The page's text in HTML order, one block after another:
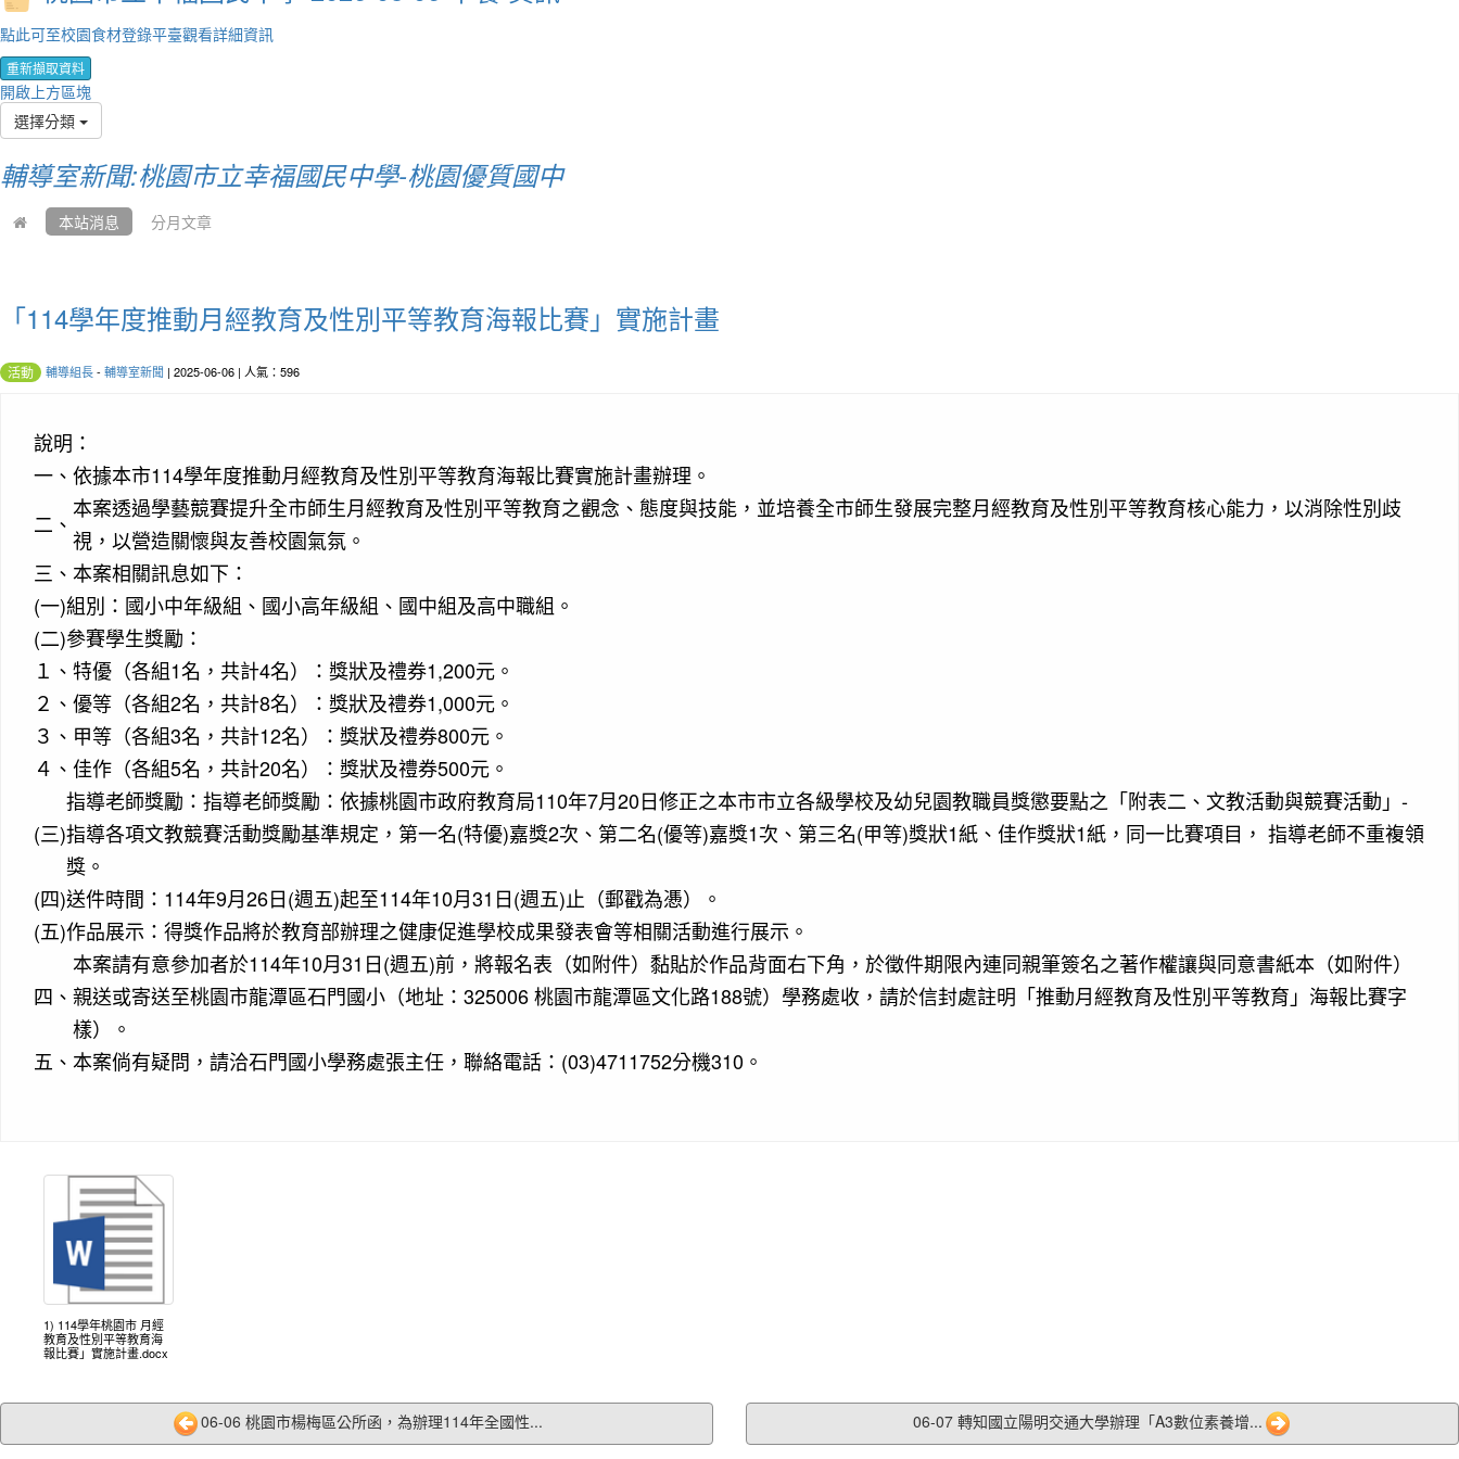
點此可至校園食材登錄平臺觀看詳細資訊
重新擷取資料
開啟上方區塊
選擇分類
輔導室新聞:桃園市立幸福國民中學-桃園優質國中
本站消息 分月文章
「114學年度推動月經教育及性別平等教育海報比賽」實施計畫
活動 輔導組長- 輔導室新聞 | 2025-06-06 | 人氣：596
說明：
一、 依據本市114學年度推動月經教育及性別平等教育海報比賽實施計畫辦理。
二、
本案透過學藝競賽提升全市師生月經教育及性別平等教育之觀念、態度與技能，並培養全市師生發展完整月經教育及性別平等教育核心能力，以消除性別歧
視，以營造關懷與友善校園氣氛。
三、 本案相關訊息如下：
(一)組別：國小中年級組、國小高年級組、國中組及高中職組。
(二)參賽學生獎勵：
１、 特優（各組1名，共計4名）：獎狀及禮券1,200元。
２、 優等（各組2名，共計8名）：獎狀及禮券1,000元。
３、 甲等（各組3名，共計12名）：獎狀及禮券800元。
４、 佳作（各組5名，共計20名）：獎狀及禮券500元。
(三)
指導老師獎勵：指導老師獎勵：依據桃園市政府教育局110年7月20日修正之本市市立各級學校及幼兒園教職員獎懲要點之「附表二、文教活動與競賽活動」-
指導各項文教競賽活動獎勵基準規定，第一名(特優)嘉獎2次、第二名(優等)嘉獎1次、第三名(甲等)獎狀1紙、佳作獎狀1紙，同一比賽項目， 指導老師不重複領
獎。
(四)送件時間：114年9月26日(週五)起至114年10月31日(週五)止（郵戳為慿）。
(五)作品展示：得獎作品將於教育部辦理之健康促進學校成果發表會等相關活動進行展示。
四、
本案請有意參加者於114年10月31日(週五)前，將報名表（如附件）黏貼於作品背面右下角，於徵件期限內連同親筆簽名之著作權讓與同意書紙本（如附件）
親送或寄送至桃園市龍潭區石門國小（地址：325006 桃園市龍潭區文化路188號）學務處收，請於信封處註明「推動月經教育及性別平等教育」海報比賽字
樣）。
五、 本案倘有疑問，請洽石門國小學務處張主任，聯絡電話：(03)4711752分機310。
1) 114學年桃園市 月經
教育及性別平等教育海
報比賽」實施計畫.docx
06-06 桃園市楊梅區公所函，為辦理114年全國性... 06-07 轉知國立陽明交通大學辦理「A3數位素養增...